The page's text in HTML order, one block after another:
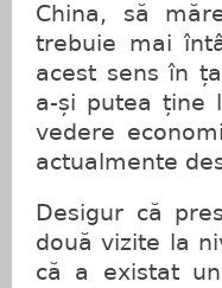
China, să
trebuie mai
acest sens în
a-și putea ține
vedere
actualmente
Desigur că
două vizite la
că a existat